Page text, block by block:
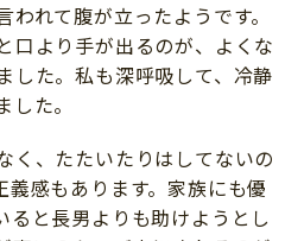
れて腹が立ったようです。
口より手が出るのが、よくな
した。私も深呼吸して、冷静
た。
く、たたいたりはしてないの
義感もあります。家族にも優
ると長男よりも助けようとし